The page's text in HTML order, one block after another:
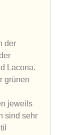
der
Lacona.
grünen
jeweils
sind sehr